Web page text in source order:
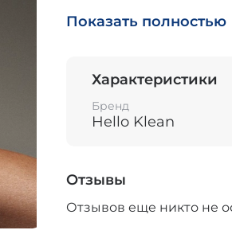
Душевая лейка
Двухступенчатая
содержание
Сокращает
Гарантия 1 год.
Каждая душевая
Показать полностью
Характеристики
Бренд
Hello Klean
Отзывы
Отзывов еще никто не